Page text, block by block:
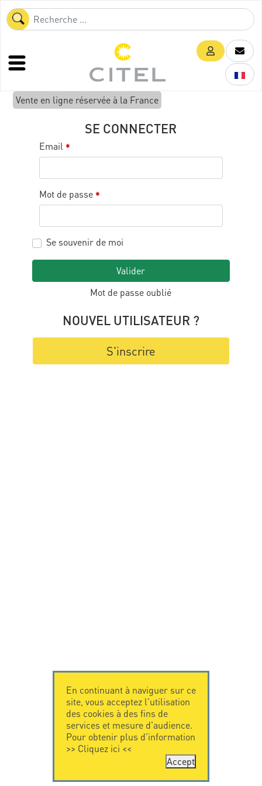
Vente en ligne réservée à la France
SE CONNECTER
Email *
Mot de passe *
Se souvenir de moi
Valider
Mot de passe oublié
NOUVEL UTILISATEUR ?
S'inscrire
En continuant à naviguer sur ce
site, vous acceptez l'utilisation
des cookies à des fins de
services et mesure d'audience.
Pour obtenir plus d'information
>> Cliquez ici <<
Accept